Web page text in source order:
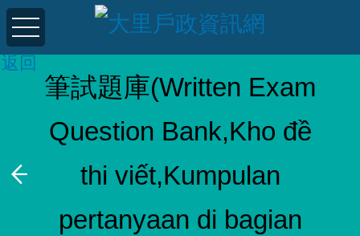
筆試題庫(Written Exam
Question Bank,Kho đề
thi viết,Kumpulan
pertanyaan di bagian
返回